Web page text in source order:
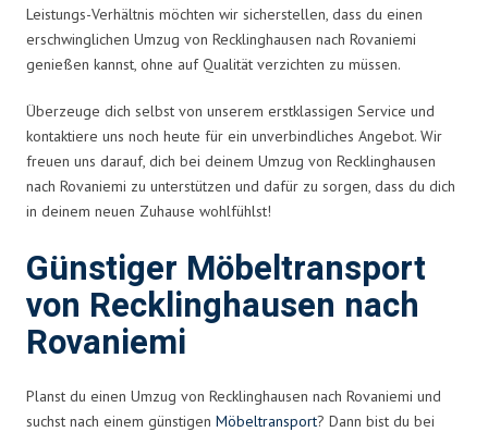
Leistungs-Verhältnis möchten wir sicherstellen, dass du einen
erschwinglichen Umzug von Recklinghausen nach Rovaniemi
genießen kannst, ohne auf Qualität verzichten zu müssen.
Überzeuge dich selbst von unserem erstklassigen Service und
kontaktiere uns noch heute für ein unverbindliches Angebot. Wir
freuen uns darauf, dich bei deinem Umzug von Recklinghausen
nach Rovaniemi zu unterstützen und dafür zu sorgen, dass du dich
in deinem neuen Zuhause wohlfühlst!
Günstiger Möbeltransport
von Recklinghausen nach
Rovaniemi
Planst du einen Umzug von Recklinghausen nach Rovaniemi und
suchst nach einem günstigen Möbeltransport? Dann bist du bei